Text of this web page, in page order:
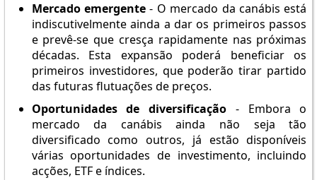
Mercado emergente - O mercado da canábis está
indiscutivelmente ainda a dar os primeiros passos
e prevê-se que cresça rapidamente nas próximas
décadas. Esta expansão poderá beneficiar os
primeiros investidores, que poderão tirar partido
das futuras flutuações de preços.
Oportunidades de diversificação - Embora o
mercado da canábis ainda não seja tão
diversificado como outros, já estão disponíveis
várias oportunidades de investimento, incluindo
acções, ETF e índices.